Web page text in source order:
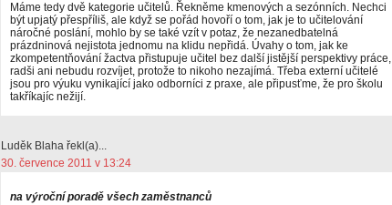
Máme tedy dvě kategorie učitelů. Řekněme kmenových a sezónních. Nechci
být upjatý přespříliš, ale když se pořád hovoří o tom, jak je to učitelování
náročné poslání, mohlo by se také vzít v potaz, že nezanedbatelná
prázdninová nejistota jednomu na klidu nepřidá. Úvahy o tom, jak ke
zkompetentňování žactva přistupuje učitel bez další jistější perspektivy práce,
radši ani nebudu rozvíjet, protože to nikoho nezajímá. Třeba externí učitelé
jsou pro výuku vynikající jako odborníci z praxe, ale připusťme, že pro školu
takříkajíc nežijí.
Luděk Blaha řekl(a)...
30. července 2011 v 13:24
na výroční poradě všech zaměstnanců